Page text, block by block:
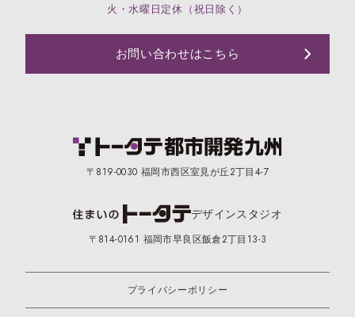
火・水曜日定休（祝日除く）
お問い合わせはこちら
〒819-0030 福岡市西区室見が丘2丁目4-7
デザインスタジオ
〒814-0161 福岡市早良区飯倉2丁目13-3
プライバシーポリシー